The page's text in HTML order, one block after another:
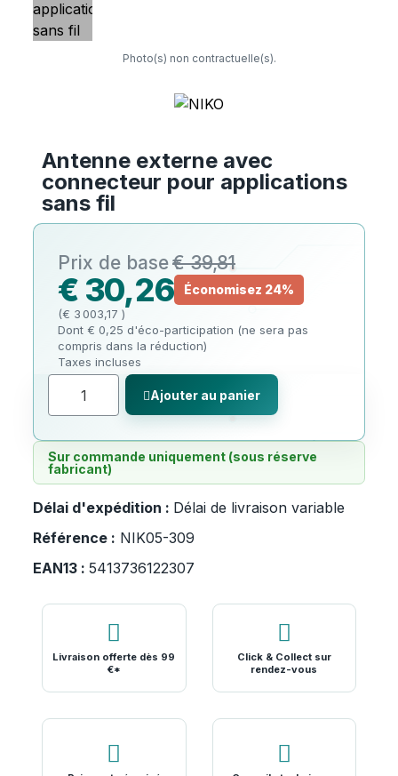
Photo(s) non contractuelle(s).
Antenne externe avec
connecteur pour applications
sans fil
€ 39,81
€ 30,26 Économisez 24%
(€ 3 003,17 )
Dont € 0,25 d'éco-participation (ne sera pas
compris dans la réduction)
Taxes incluses
Ajouter au panier
Sur commande uniquement (sous réserve
fabricant)
Délai d'expédition : Délai de livraison variable
Référence : NIK05-309
EAN13 : 5413736122307
Livraison offerte dès 99
€*
Click & Collect sur
rendez-vous